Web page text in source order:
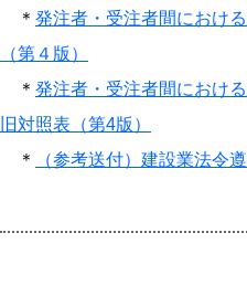
＊ 発注者・受注者間におけ
（第４版）
＊ 発注者・受注者間におけ
旧対照表（第4版）
＊
（参考送付）建設業法令